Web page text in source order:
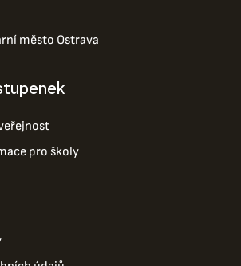
město Ostrava
pro školy